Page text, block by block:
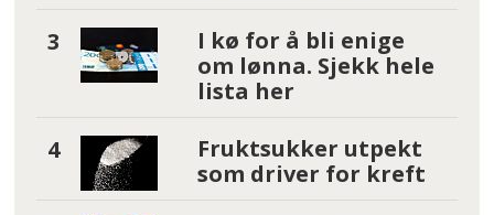
I kø for å bli enige
om lønna. Sjekk hele
lista her
Fruktsukker utpekt
som driver for kreft